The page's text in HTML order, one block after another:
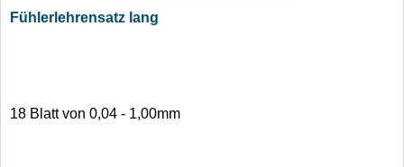
Fühlerlehrensatz lang
18 Blatt von 0,04 - 1,00mm